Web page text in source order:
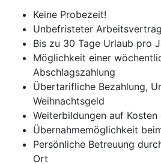
Keine Probezeit!
Unbefristeter
Bis zu 30 Tage Urlaub pro
Möglichkeit einer
Abschlagszahlung
Übertarifliche Bezahlung,
Weihnachtsgeld
Weiterbildungen auf
Übernahmemöglichkeit
Persönliche Betreuung
Ort